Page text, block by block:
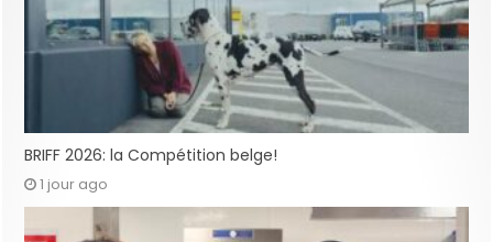
BRIFF 2026: la Compétition belge!
1 jour ago